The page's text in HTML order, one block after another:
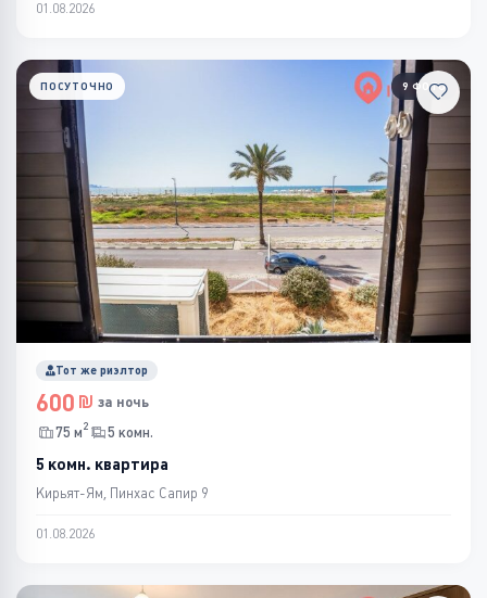
01.08.2026
9 ФОТО
ПОСУТОЧНО
Тот же риэлтор
600
за ночь
75 м2 5 комн.
5 комн. квартира
Кирьят-Ям, Пинхас Сапир 9
01.08.2026